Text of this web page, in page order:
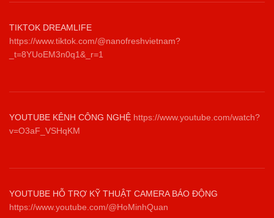
TIKTOK DREAMLIFE
https://www.tiktok.com/@nanofreshvietnam?
_t=8YUoEM3n0q1&_r=1
YOUTUBE KÊNH CÔNG NGHỆ https://www.youtube.com/watch?
v=O3aF_VSHqKM
YOUTUBE HỖ TRỢ KỸ THUẬT CAMERA BÁO ĐỘNG
https://www.youtube.com/@HoMinhQuan